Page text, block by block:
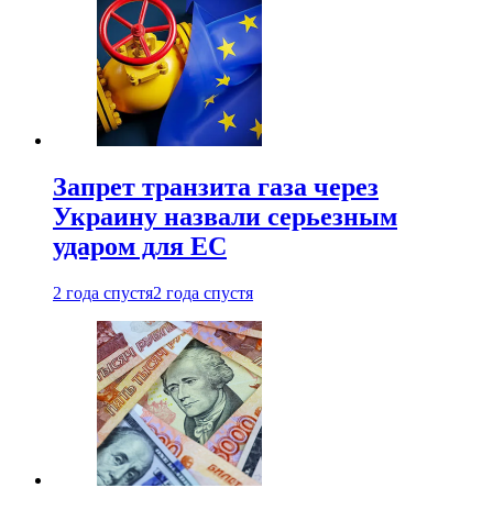
Запрет транзита газа через
Украину назвали серьезным
ударом для ЕС
2 года спустя2 года спустя